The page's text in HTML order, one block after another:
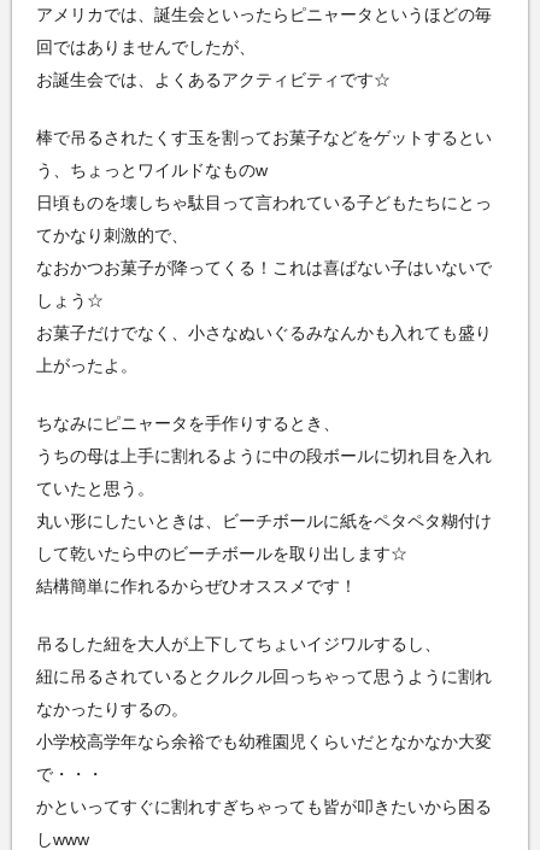
アメリカでは、誕生会といったらピニャータというほどの毎
回ではありませんでしたが、
お誕生会では、よくあるアクティビティです☆
棒で吊るされたくす玉を割ってお菓子などをゲットするとい
う、ちょっとワイルドなものw
日頃ものを壊しちゃ駄目って言われている子どもたちにとっ
てかなり刺激的で、
なおかつお菓子が降ってくる！これは喜ばない子はいないで
しょう☆
お菓子だけでなく、小さなぬいぐるみなんかも入れても盛り
上がったよ。
ちなみにピニャータを手作りするとき、
うちの母は上手に割れるように中の段ボールに切れ目を入れ
ていたと思う。
丸い形にしたいときは、ビーチボールに紙をペタペタ糊付け
して乾いたら中のビーチボールを取り出します☆
結構簡単に作れるからぜひオススメです！
吊るした紐を大人が上下してちょいイジワルするし、
紐に吊るされているとクルクル回っちゃって思うように割れ
なかったりするの。
小学校高学年なら余裕でも幼稚園児くらいだとなかなか大変
で・・・
かといってすぐに割れすぎちゃっても皆が叩きたいから困る
しwww